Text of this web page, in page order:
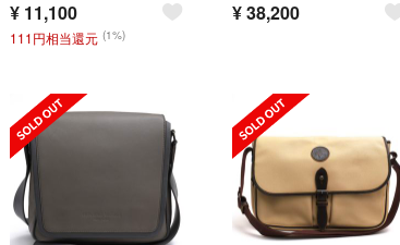
¥ 11,100
111円相当還元 (1%)
¥38,200